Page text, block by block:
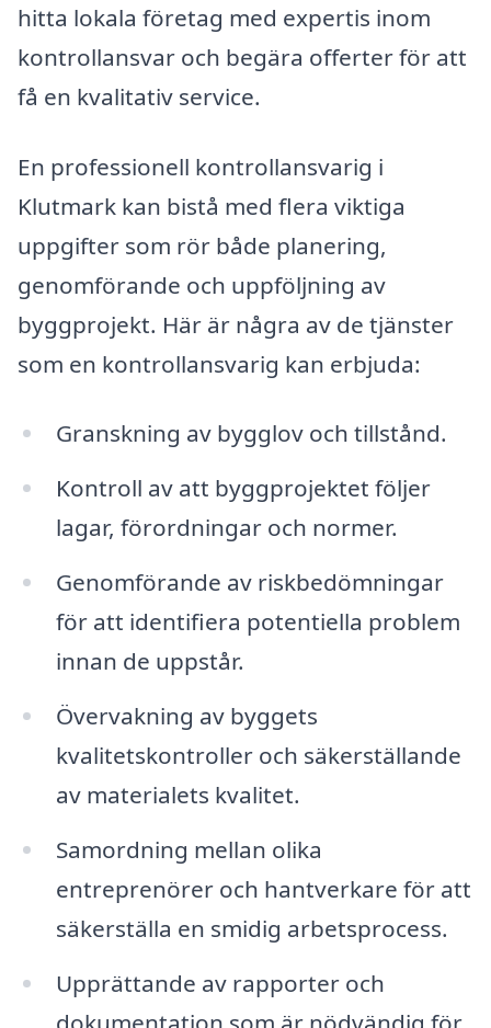
hitta lokala företag med expertis inom
kontrollansvar och begära offerter för att
få en kvalitativ service.
En professionell kontrollansvarig i
Klutmark kan bistå med flera viktiga
uppgifter som rör både planering,
genomförande och uppföljning av
byggprojekt. Här är några av de tjänster
som en kontrollansvarig kan erbjuda:
Granskning av bygglov och tillstånd.
Kontroll av att byggprojektet följer
lagar, förordningar och normer.
Genomförande av riskbedömningar
för att identifiera potentiella problem
innan de uppstår.
Övervakning av byggets
kvalitetskontroller och säkerställande
av materialets kvalitet.
Samordning mellan olika
entreprenörer och hantverkare för att
säkerställa en smidig arbetsprocess.
Upprättande av rapporter och